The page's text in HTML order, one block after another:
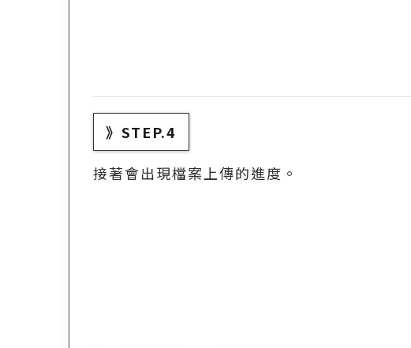
》STEP.4
接著會出現檔案上傳的進度。